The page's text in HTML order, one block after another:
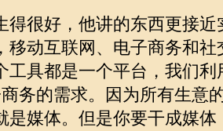
很好，他讲的东西更接近
移动互联网、电子商务和
工具都是一个平台，我们
务的需求。因为所有生意
是媒体。但是你要干成媒体